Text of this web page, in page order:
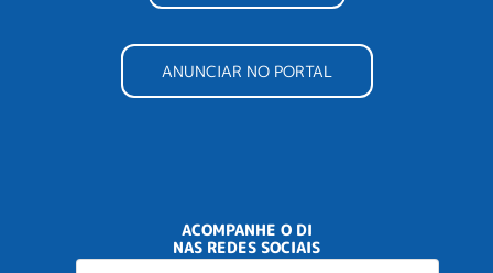
ANUNCIAR NO PORTAL
ACOMPANHE O DI
NAS REDES SOCIAIS